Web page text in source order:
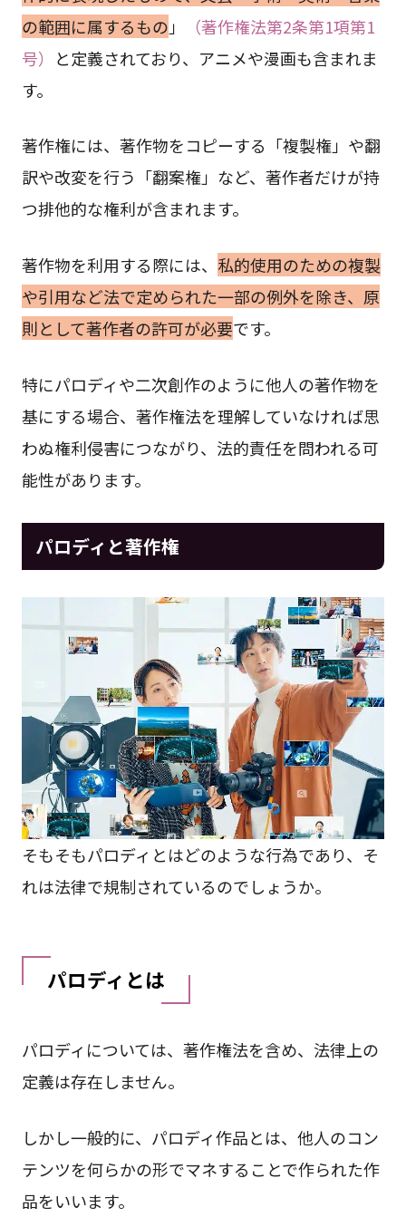
の範囲に属するもの 」
（著作権法第2条第1項第1
号）
と定義されており、アニメや漫画も含まれま
す。
著作権には、著作物をコピーする「複製権」や翻
訳や改変を行う「翻案権」など、著作者だけが持
つ排他的な権利が含まれます。
著作物を利用する際には、 私的使用のための複製
や引用など法で定められた一部の例外を除き、原
則として著作者の許可が必要です。
特にパロディや二次創作のように他人の著作物を
基にする場合、著作権法を理解していなければ思
わぬ権利侵害につながり、法的責任を問われる可
能性があります。
パロディと著作権
そもそもパロディとはどのような行為であり、そ
れは法律で規制されているのでしょうか。
パロディとは
パロディについては、著作権法を含め、法律上の
定義は存在しません。
しかし一般的に、パロディ作品とは、他人のコン
テンツを何らかの形でマネすることで作られた作
品をいいます。